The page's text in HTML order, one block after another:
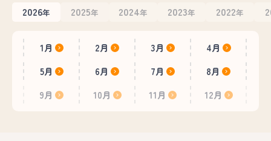
2026年 2025年 2024年 2023年 2022年
1月 2月 3月
4月
5月
6月 7月
8月
9月
10月 11月 12月